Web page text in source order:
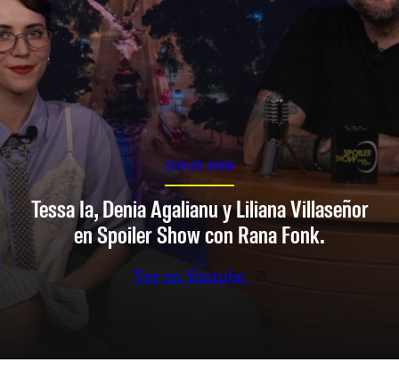
SPOILER SHOW
Tessa Ia, Denia Agalianu y Liliana Villaseñor
en Spoiler Show con Rana Fonk.
Ver en Youtube